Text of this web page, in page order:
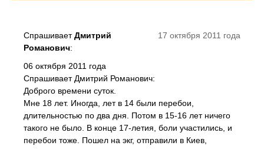
17 октября 2011 года
СпрашиваетДмитрий
Романович:
06 октября 2011 года
Спрашивает Дмитрий Романович:
Доброго времени суток.
Мне 18 лет. Иногда, лет в 14 были перебои,
длительностью по два дня. Потом в 15-16 лет ничего
такого не было. В конце 17-летия, боли участились, и
перебои тоже. Пошел на экг, отправили в Киев,